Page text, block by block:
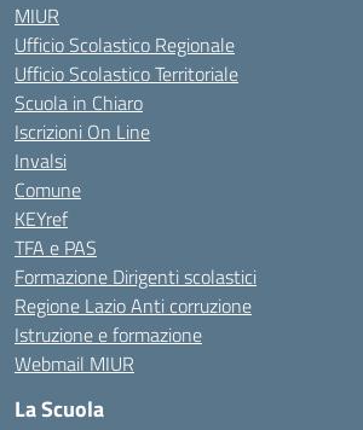
MIUR
Ufficio Scolastico Regionale
Ufficio Scolastico Territoriale
Scuola in Chiaro
Iscrizioni On Line
Invalsi
Comune
KEYref
TFA e PAS
Formazione Dirigenti scolastici
Regione Lazio Anti corruzione
Istruzione e formazione
Webmail MIUR
La Scuola